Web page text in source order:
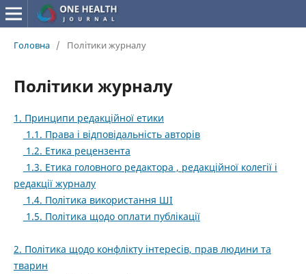
Головна / Політики журналу
Політики журналу
1. Принципи редакційної етики
1.1. Права і відповідальність авторів
1.2. Етика рецензента
1.3. Етика головного редактора , редакційної колегії і
редакції журналу
1.4. Політика використання ШІ
1.5. Політика щодо оплати публікації
2. Політика щодо конфлікту інтересів, прав людини та
тварин